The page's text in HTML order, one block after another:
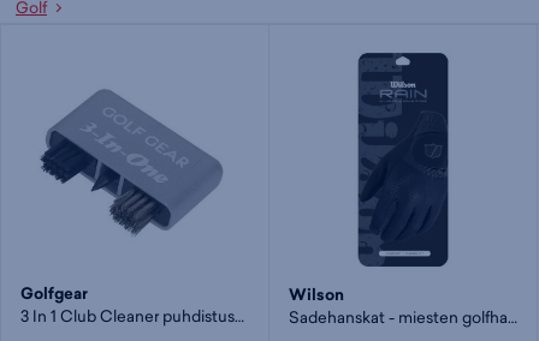
Golf
Golfgear
3 In 1 Club Cleaner puhdistusharja - golfmailasetti
Wilson
Sadehanskat - miesten golfhanska